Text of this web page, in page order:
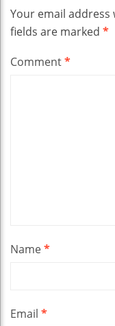
Your email
fields are marked *
Comment*
Name*
Email *